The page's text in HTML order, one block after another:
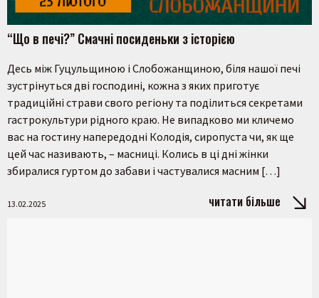
“Що в печі?” Смачні посиденьки з історією
Десь між Гуцульщиною і Слобожанщиною, біля нашої печі
зустрінуться дві господині, кожна з яких приготує
традиційні страви свого регіону та поділиться секретами
гастрокультури рідного краю. Не випадково ми кличемо
вас на гостину напередодні Колодія, сиропуста чи, як ще
цей час називають, – масниці. Колись в ці дні жінки
збиралися гуртом до забави і частувалися масним […]
13.02.2025 читати більше